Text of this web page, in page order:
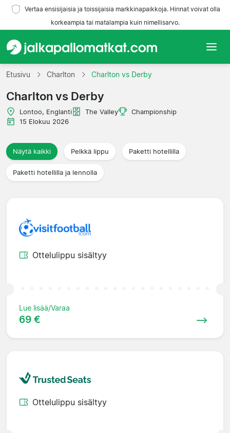
Vertaa ensisijaisia ja toissijaisia markkinapaikkoja. Hinnat voivat olla
korkeampia tai matalampia kuin nimellisarvo.
Etusivu
Joukkueet
Liigat
Matkatoimistoja
Etusivu Charlton Charlton vs Derby
Charlton vs Derby
Lontoo, Englanti The Valley
Championship
15 Elokuu 2026
Näytä kaikki Pelkkä lippu Paketti hotellilla
Paketti hotellilla ja lennolla
Ottelulippu sisältyy
Lue lisää/Varaa
69 €
Ottelulippu sisältyy